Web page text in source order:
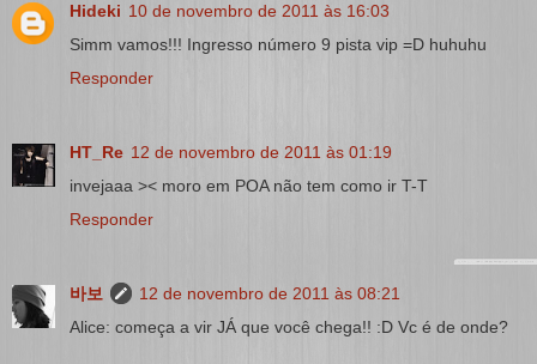
Hideki 10 de novembro de 2011 às 16:03
Simm vamos!!! Ingresso número 9 pista vip =D huhuhu
Responder
HT_Re 12 de novembro de 2011 às 01:19
invejaaa >< moro em POA não tem como ir T-T
Responder
바보
12 de novembro de 2011 às 08:21
Alice: começa a vir JÁ que você chega!! :D Vc é de onde?